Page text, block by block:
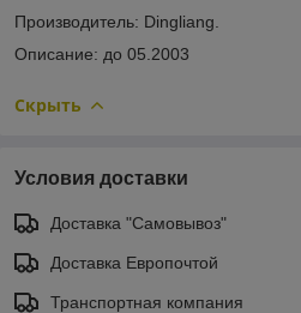
Производитель: Dingliang.
Описание: до 05.2003
Скрыть
Условия доставки
Доставка "Самовывоз"
Доставка Европочтой
Транспортная компания